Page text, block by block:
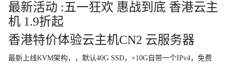
最新活动 :五一狂欢 惠战到底 香港云主
机 1.9折起
香港特价体验云主机CN2 云服务器
最新上线KVM架构，，默认40G SSD，+10G自带一个IPv4，免费